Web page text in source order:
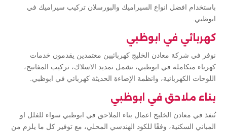
باستخدام افضل انواع السيراميك والبورسلان تركيب سيراميك في
ابوظبي.
كهربائي في ابوظبي
نوفر في شركة معادن الخليج كهربائيين معتمدين يقدمون خدمات
كهرباء متكاملة في ابوظبي، تشمل تمديد الاسلاك، تركيب المفاتيح،
اللوحات الكهربائية، وانظمة الإضاءة الحديثة كهربائي في ابوظبي.
بناء ملاحق في ابوظبي
نُنفذ في معادن الخليج اعمال بناء الملاحق في ابوظبي سواء للفلل او
المباني السكنية، وفقًا للكود الهندسي المحلي، مع توفير كل ما يلزم من